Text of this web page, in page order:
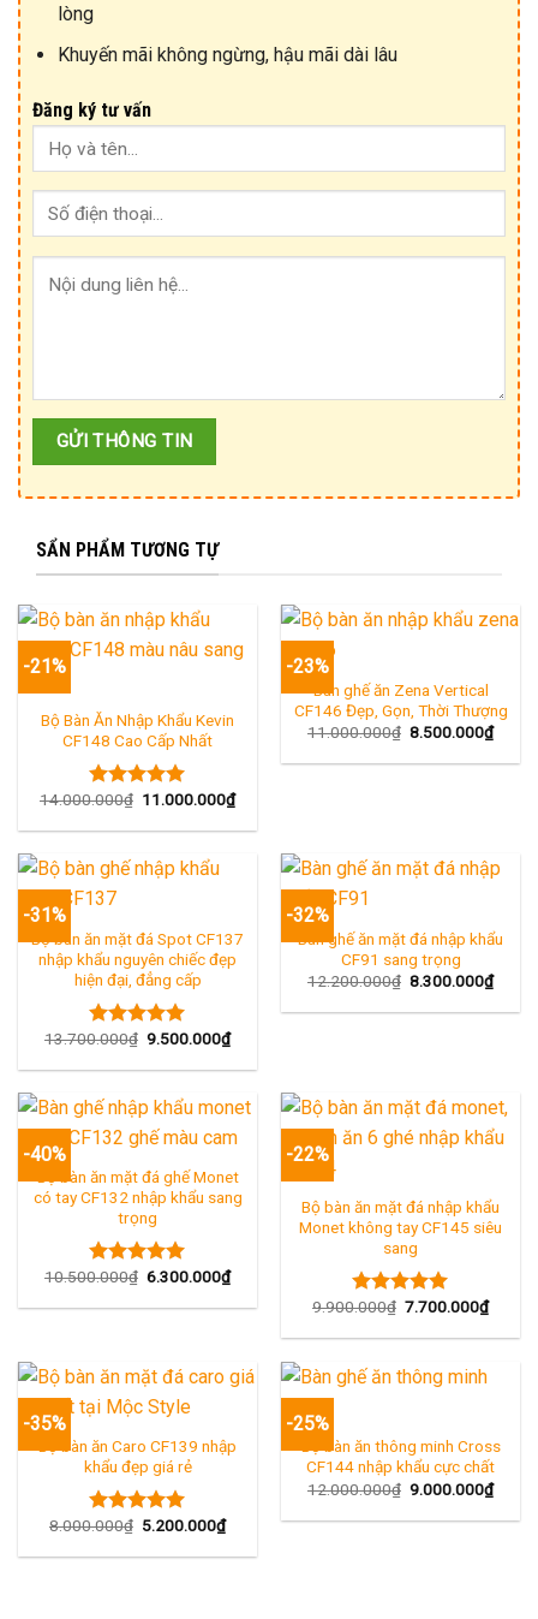
lòng
Khuyến mãi không ngừng, hậu mãi dài lâu
Đăng ký tư vấn
SẨN PHẨM TƯƠNG TỰ
-21%
Bộ Bàn Ăn Nhập Khẩu Kevin
CF148 Cao Cấp Nhất
Được xếp
14.000.000₫ Giá
là:
11.000.000₫Giá
hiện
tại
11.000.000₫.
-23%
Bàn ghế ăn Zena Vertical
CF146 Đẹp, Gọn, Thời Thượng
11.000.000₫ Giá
là:
8.500.000₫Giá
hiện
tại
-31%
Bộ bàn ăn mặt đá Spot CF137
nhập khẩu nguyên chiếc đẹp
hiện đại, đẳng cấp
Được xếp
13.700.000₫ Giá
là:
9.500.000₫Giá
hiện
tại
9.500.000₫.
-32%
Bàn ghế ăn mặt đá nhập khẩu
CF91 sang trọng
12.200.000₫ Giá
là:
8.300.000₫Giá
hiện
tại
-40%
Bộ bàn ăn mặt đá ghế Monet
có tay CF132 nhập khẩu sang
trọng
Được xếp
10.500.000₫ Giá
là:
6.300.000₫Giá
hiện
tại
6.300.000₫.
-22%
Bộ bàn ăn mặt đá nhập khẩu
Monet không tay CF145 siêu
sang
Được xếp
9.900.000₫ Giá
là:
7.700.000₫Giá
hiện
tại
-35%
Bộ bàn ăn Caro CF139 nhập
khẩu đẹp giá rẻ
Được xếp
8.000.000₫ Giá
là:
5.200.000₫Giá
hiện
tại
-25%
Bộ bàn ăn thông minh Cross
CF144 nhập khẩu cực chất
12.000.000₫ Giá
là:
9.000.000₫Giá
hiện
tại